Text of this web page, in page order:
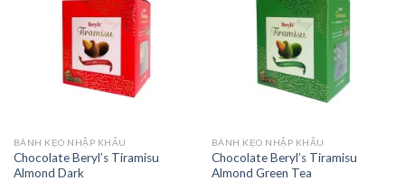
wishlist
BÁNH KẸO NHẬP KHẨU
Chocolate Beryl’s Tiramisu
Almond Dark
wishlist
BÁNH KẸO NHẬP KHẨU
Chocolate Beryl’s Tiramisu
Almond Green Tea